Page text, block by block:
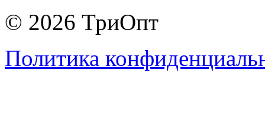
© 2026 ТриОпт
Политика